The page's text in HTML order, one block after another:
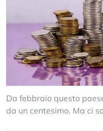
Da febbraio questo
da un centesimo. Ma ci